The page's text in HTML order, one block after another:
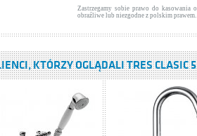
Zastrzegamy sobie prawo do kasowania
obraźliwe lub niezgodne z polskim prawem.
KTÓRZY OGLĄDALI TRES CLASIC